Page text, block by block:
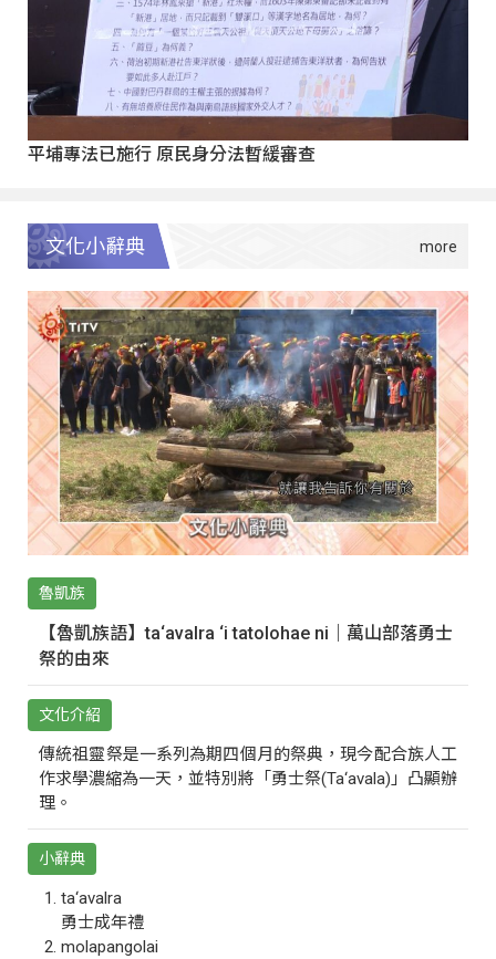
平埔專法已施行 原民身分法暫緩審查
文化小辭典
魯凱族
【魯凱族語】ta‘avalra ‘i tatolohae ni｜萬山部落勇士
祭的由來
文化介紹
傳統祖靈祭是一系列為期四個月的祭典，現今配合族人工
作求學濃縮為一天，並特別將「勇士祭(Ta‘avala)」凸顯辦
理。
小辭典
ta‘avalra
勇士成年禮
molapangolai